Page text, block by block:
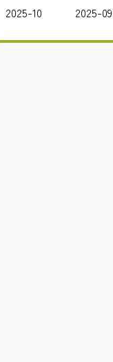
2025-10
2025-09